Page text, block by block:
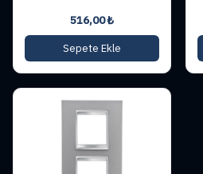
516,00₺
Sepete Ekle